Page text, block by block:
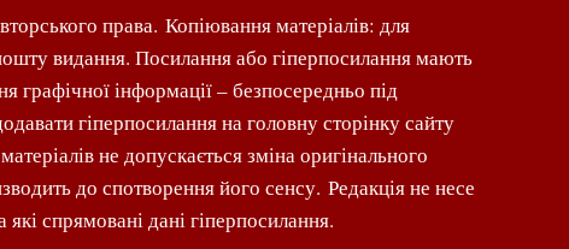
права. Копіювання матеріалів: для
видання. Посилання або гіперпосилання мають
графічної інформації – безпосередньо під
гіперпосилання на головну сторінку сайту
не допускається зміна оригінального
до спотворення його сенсу. Редакція не несе
спрямовані дані гіперпосилання.